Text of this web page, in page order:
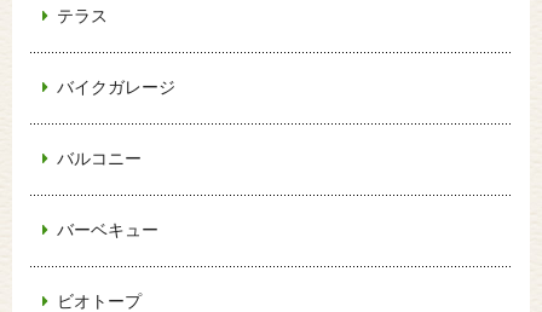
テラス
バイクガレージ
バルコニー
バーベキュー
ビオトープ